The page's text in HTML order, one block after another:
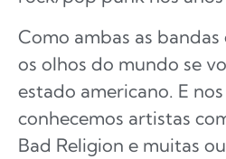
Como ambas as
os olhos do mundo se
estado americano. E
conhecemos artistas
Bad Religion e muitas